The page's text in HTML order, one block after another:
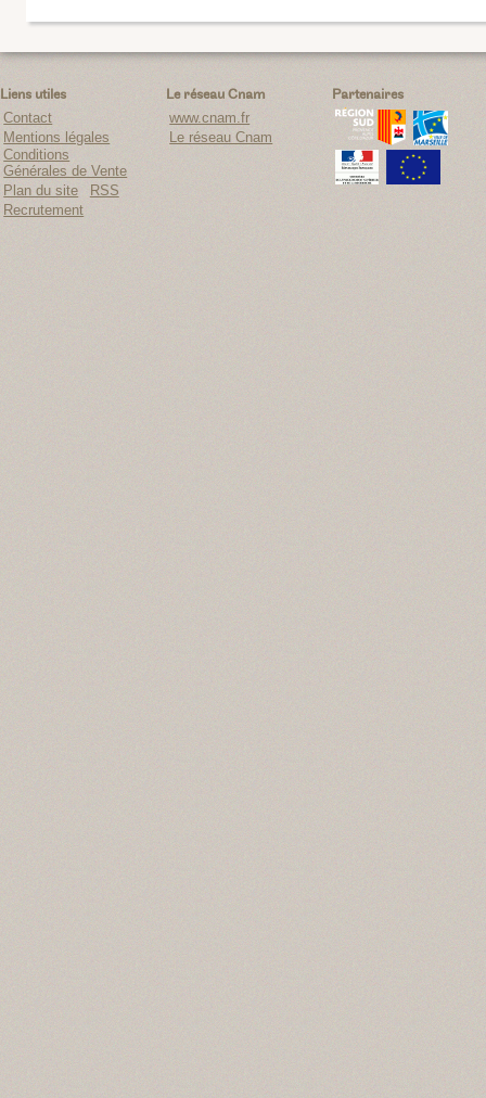
Liens utiles
Contact
Mentions légales
Conditions
Générales de Vente
Plan du site
RSS
Recrutement
Le réseau Cnam
www.cnam.fr
Le réseau Cnam
Partenaires